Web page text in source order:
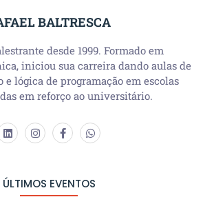
BALTRESCA
desde 1999. Formado em
iniciou sua carreira dando aulas de
lógica de programação em escolas
em reforço ao universitário.
ÚLTIMOS EVENTOS